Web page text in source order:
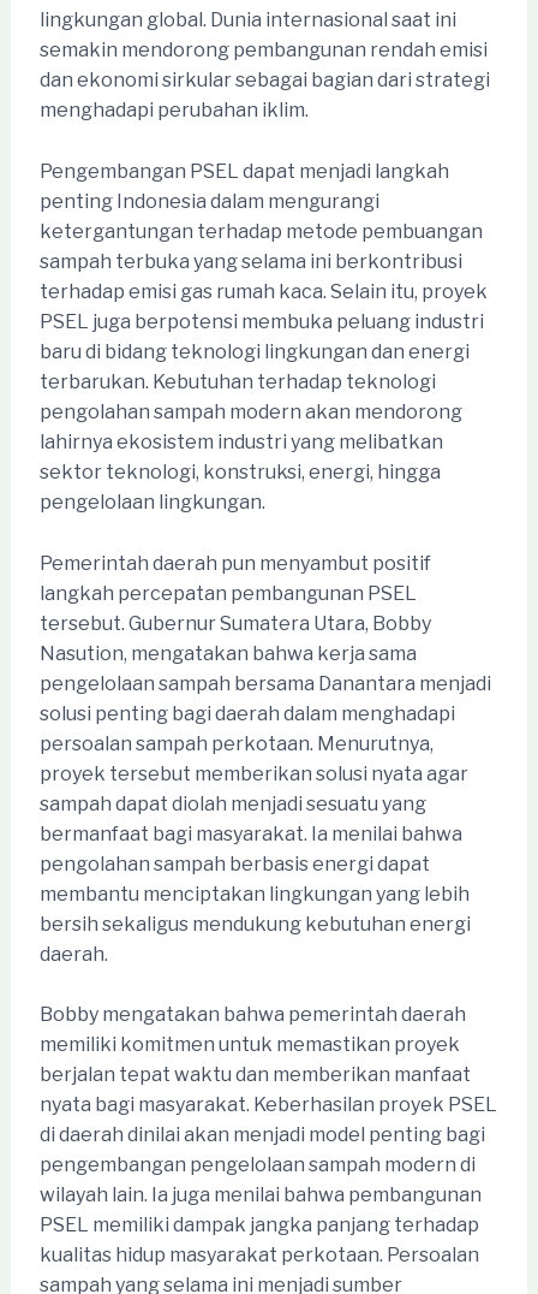
lingkungan global. Dunia internasional saat ini
semakin mendorong pembangunan rendah emisi
dan ekonomi sirkular sebagai bagian dari strategi
menghadapi perubahan iklim.
Pengembangan PSEL dapat menjadi langkah
penting Indonesia dalam mengurangi
ketergantungan terhadap metode pembuangan
sampah terbuka yang selama ini berkontribusi
terhadap emisi gas rumah kaca. Selain itu, proyek
PSEL juga berpotensi membuka peluang industri
baru di bidang teknologi lingkungan dan energi
terbarukan. Kebutuhan terhadap teknologi
pengolahan sampah modern akan mendorong
lahirnya ekosistem industri yang melibatkan
sektor teknologi, konstruksi, energi, hingga
pengelolaan lingkungan.
Pemerintah daerah pun menyambut positif
langkah percepatan pembangunan PSEL
tersebut. Gubernur Sumatera Utara, Bobby
Nasution, mengatakan bahwa kerja sama
pengelolaan sampah bersama Danantara menjadi
solusi penting bagi daerah dalam menghadapi
persoalan sampah perkotaan. Menurutnya,
proyek tersebut memberikan solusi nyata agar
sampah dapat diolah menjadi sesuatu yang
bermanfaat bagi masyarakat. Ia menilai bahwa
pengolahan sampah berbasis energi dapat
membantu menciptakan lingkungan yang lebih
bersih sekaligus mendukung kebutuhan energi
daerah.
Bobby mengatakan bahwa pemerintah daerah
memiliki komitmen untuk memastikan proyek
berjalan tepat waktu dan memberikan manfaat
nyata bagi masyarakat. Keberhasilan proyek PSEL
di daerah dinilai akan menjadi model penting bagi
pengembangan pengelolaan sampah modern di
wilayah lain. Ia juga menilai bahwa pembangunan
PSEL memiliki dampak jangka panjang terhadap
kualitas hidup masyarakat perkotaan. Persoalan
sampah yang selama ini menjadi sumber